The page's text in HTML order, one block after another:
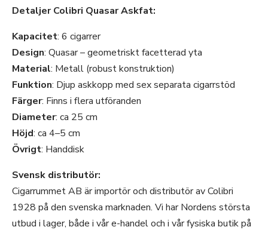
Detaljer Colibri Quasar Askfat:
Kapacitet: 6 cigarrer
Design: Quasar – geometriskt facetterad yta
Material: Metall (robust konstruktion)
Funktion: Djup askkopp med sex separata cigarrstöd
Färger: Finns i flera utföranden
Diameter: ca 25 cm
Höjd: ca 4–5 cm
Övrigt: Handdisk
Svensk distributör:
Cigarrummet AB är importör och distributör av Colibri
1928 på den svenska marknaden. Vi har Nordens största
utbud i lager, både i vår e-handel och i vår fysiska butik på